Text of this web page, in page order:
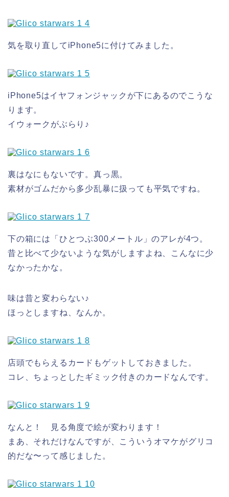
気を取り直してiPhone5に付けてみました。
iPhone5はイヤフォンジャックが下にあるのでこうな
ります。
イウォークがぶらり♪
裏はなにもないです。真っ黒。
素材がゴムだから多少乱暴に扱っても平気ですね。
下の箱には「ひとつぶ300メートル」のアレが4つ。
昔と比べて少ないような気がしますよね、こんなに少
なかったかな。
味は昔と変わらない♪
ほっとしますね、なんか。
店頭でもらえるカードもゲットしておきました。
コレ、ちょっとしたギミック付きのカードなんです。
なんと！ 見る角度で絵が変わります！
まあ、それだけなんですが、こういうオマケがグリコ
的だな〜って感じました。